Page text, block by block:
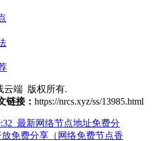
云端 版权所有.
链接： https://nrcs.xyz/ss/13985.html